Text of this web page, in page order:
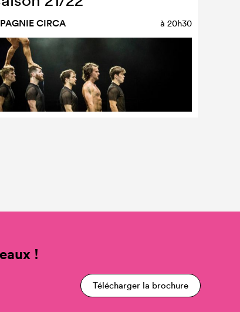
CIRCA à 20h30
!
Télécharger la brochure